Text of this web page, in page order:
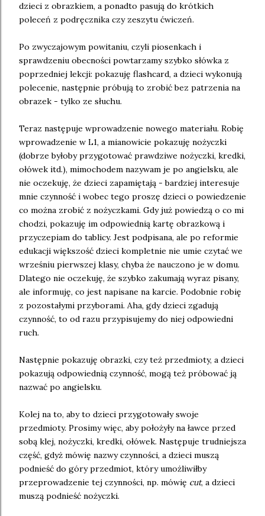
dzieci z obrazkiem, a ponadto pasują do krótkich
poleceń z podręcznika czy zeszytu ćwiczeń.
Po zwyczajowym powitaniu, czyli piosenkach i
sprawdzeniu obecności powtarzamy szybko słówka z
poprzedniej lekcji: pokazuję flashcard, a dzieci wykonują
polecenie, następnie próbują to zrobić bez patrzenia na
obrazek - tylko ze słuchu.
Teraz następuje wprowadzenie nowego materiału. Robię
wprowadzenie w L1, a mianowicie pokazuję nożyczki
(dobrze byłoby przygotować prawdziwe nożyczki, kredki,
ołówek itd.), mimochodem nazywam je po angielsku, ale
nie oczekuję, że dzieci zapamiętają - bardziej interesuje
mnie czynność i wobec tego proszę dzieci o powiedzenie
co można zrobić z nożyczkami. Gdy już powiedzą o co mi
chodzi, pokazuję im odpowiednią kartę obrazkową i
przyczepiam do tablicy. Jest podpisana, ale po reformie
edukacji większość dzieci kompletnie nie umie czytać we
wrześniu pierwszej klasy, chyba że nauczono je w domu.
Dlatego nie oczekuję, że szybko zakumają wyraz pisany,
ale informuję, co jest napisane na karcie. Podobnie robię
z pozostałymi przyborami. Aha, gdy dzieci zgadują
czynność, to od razu przypisujemy do niej odpowiedni
ruch.
Następnie pokazuję obrazki, czy też przedmioty, a dzieci
pokazują odpowiednią czynność, mogą też próbować ją
nazwać po angielsku.
Kolej na to, aby to dzieci przygotowały swoje
przedmioty. Prosimy więc, aby położyły na ławce przed
sobą klej, nożyczki, kredki, ołówek. Następuje trudniejsza
część, gdyż mówię nazwy czynności, a dzieci muszą
podnieść do góry przedmiot, który umożliwiłby
przeprowadzenie tej czynności, np. mówię cut, a dzieci
muszą podnieść nożyczki.